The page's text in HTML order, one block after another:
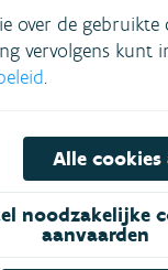
van
wat je zocht?
in.
over de gebruikte
vervolgens kunt
.
Alle cookies
noodzakelijke
aanvaarden